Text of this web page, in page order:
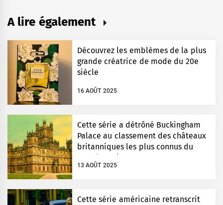
A lire également
Découvrez les emblèmes de la plus
grande créatrice de mode du 20e
siècle
16 AOÛT 2025
Cette série a détrôné Buckingham
Palace au classement des châteaux
britanniques les plus connus du
13 AOÛT 2025
Cette série américaine retranscrit